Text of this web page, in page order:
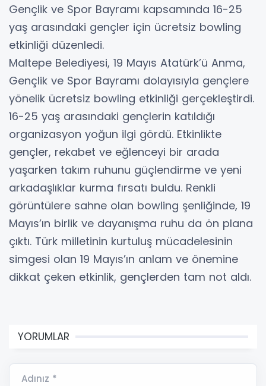
Gençlik ve Spor Bayramı kapsamında 16-25
yaş arasındaki gençler için ücretsiz bowling
etkinliği düzenledi.
Maltepe Belediyesi, 19 Mayıs Atatürk’ü Anma,
Gençlik ve Spor Bayramı dolayısıyla gençlere
yönelik ücretsiz bowling etkinliği gerçekleştirdi.
16-25 yaş arasındaki gençlerin katıldığı
organizasyon yoğun ilgi gördü. Etkinlikte
gençler, rekabet ve eğlenceyi bir arada
yaşarken takım ruhunu güçlendirme ve yeni
arkadaşlıklar kurma fırsatı buldu. Renkli
görüntülere sahne olan bowling şenliğinde, 19
Mayıs’ın birlik ve dayanışma ruhu da ön plana
çıktı. Türk milletinin kurtuluş mücadelesinin
simgesi olan 19 Mayıs’ın anlam ve önemine
dikkat çeken etkinlik, gençlerden tam not aldı.
YORUMLAR
Adınız *